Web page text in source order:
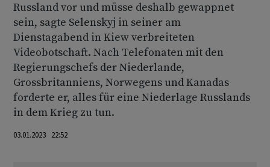
Russland vor und müsse deshalb gewappnet
sein, sagte Selenskyj in seiner am
Dienstagabend in Kiew verbreiteten
Videobotschaft. Nach Telefonaten mit den
Regierungschefs der Niederlande,
Grossbritanniens, Norwegens und Kanadas
forderte er, alles für eine Niederlage Russlands
in dem Krieg zu tun.
03.01.2023 22:52